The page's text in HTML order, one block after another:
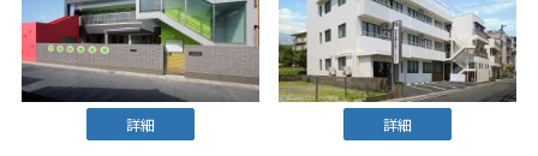
詳細 詳細